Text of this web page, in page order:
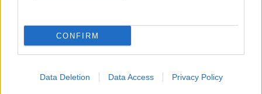
CONFIRM
Data Deletion Data Access Privacy Policy
Σχολίασε εδώ
50 /50